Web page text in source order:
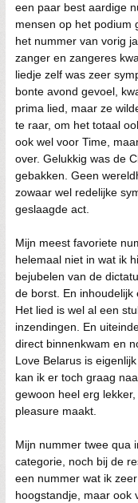
een paar best aardige
mensen op het podium
het nummer van vorig
zanger en zangeres
liedje zelf was zeer
bonte avond gevoel,
prima lied, maar ze
te raar, om het totaal
ook wel voor Time,
over. Gelukkig was de
gebakken. Geen
zowaar wel redelijke
geslaagde act.
Mijn meest favoriete
helemaal niet in wat ik
bejubelen van de
de borst. En inhoudelijk
Het lied is wel al een
inzendingen. En
direct binnenkwam en
Love Belarus is
kan ik er toch graag
gewoon heel erg
pleasure maakt.
Mijn nummer twee qua
categorie, noch bij de
een nummer wat ik
hoogstandje, maar ook